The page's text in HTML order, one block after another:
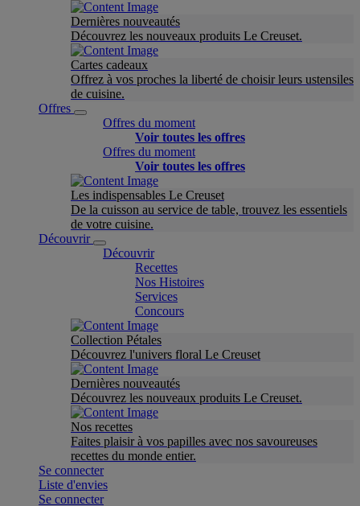
Dernières nouveautés
Découvrez les nouveaux produits Le Creuset.
Cartes cadeaux
Offrez à vos proches la liberté de choisir leurs ustensiles
de cuisine.
Offres
Offres du moment
Voir toutes les offres
Offres du moment
Voir toutes les offres
Les indispensables Le Creuset
De la cuisson au service de table, trouvez les essentiels
de votre cuisine.
Découvrir
Découvrir
Recettes
Nos Histoires
Services
Concours
Collection Pétales
Découvrez l'univers floral Le Creuset
Dernières nouveautés
Découvrez les nouveaux produits Le Creuset.
Nos recettes
Faites plaisir à vos papilles avec nos savoureuses
recettes du monde entier.
Se connecter
Liste d'envies
Se connecter